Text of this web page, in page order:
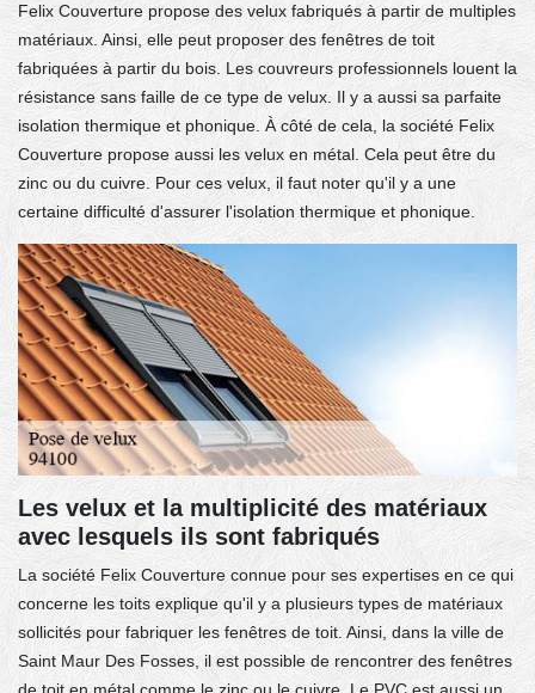
Felix Couverture propose des velux fabriqués à partir de multiples
matériaux. Ainsi, elle peut proposer des fenêtres de toit
fabriquées à partir du bois. Les couvreurs professionnels louent la
résistance sans faille de ce type de velux. Il y a aussi sa parfaite
isolation thermique et phonique. À côté de cela, la société Felix
Couverture propose aussi les velux en métal. Cela peut être du
zinc ou du cuivre. Pour ces velux, il faut noter qu'il y a une
certaine difficulté d'assurer l'isolation thermique et phonique.
Les velux et la multiplicité des matériaux
avec lesquels ils sont fabriqués
La société Felix Couverture connue pour ses expertises en ce qui
concerne les toits explique qu'il y a plusieurs types de matériaux
sollicités pour fabriquer les fenêtres de toit. Ainsi, dans la ville de
Saint Maur Des Fosses, il est possible de rencontrer des fenêtres